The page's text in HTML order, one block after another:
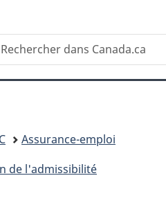
Assurance-emploi
de l'admissibilité